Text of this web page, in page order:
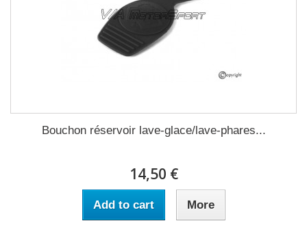
Bouchon réservoir lave-glace/lave-phares...
14,50 €
Add to cart More